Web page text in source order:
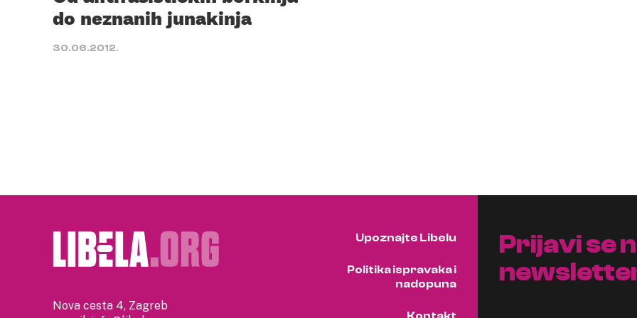
do neznanih junakinja
30.06.2012.
Nova cesta 4, Zagreb
Upoznajte Libelu
Politika ispravaka i
nadopuna
Prijavi se